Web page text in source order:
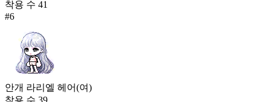
착용 수 41
#6
안개 라리엘 헤어(여)